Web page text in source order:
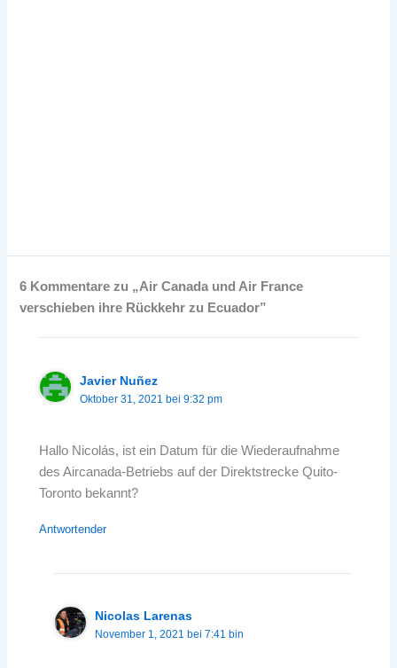
6 Kommentare zu „Air Canada und Air France
verschieben ihre Rückkehr zu Ecuador”
Javier Nuñez
Oktober 31, 2021 bei 9:32 pm
Hallo Nicolás, ist ein Datum für die Wiederaufnahme
des Aircanada-Betriebs auf der Direktstrecke Quito-
Toronto bekannt?
Antwortender
Nicolas Larenas
November 1, 2021 bei 7:41 bin